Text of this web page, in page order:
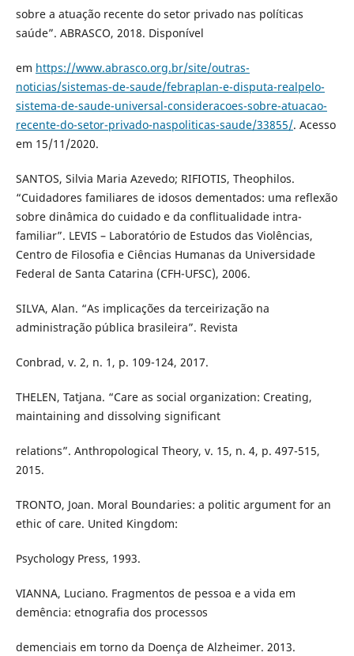
sobre a atuação recente do setor privado nas políticas
saúde”. ABRASCO, 2018. Disponível
em https://www.abrasco.org.br/site/outras-
noticias/sistemas-de-saude/febraplan-e-disputa-realpelo-
sistema-de-saude-universal-consideracoes-sobre-atuacao-
recente-do-setor-privado-naspoliticas-saude/33855/. Acesso
em 15/11/2020.
SANTOS, Silvia Maria Azevedo; RIFIOTIS, Theophilos.
“Cuidadores familiares de idosos dementados: uma reflexão
sobre dinâmica do cuidado e da conflitualidade intra-
familiar”. LEVIS – Laboratório de Estudos das Violências,
Centro de Filosofia e Ciências Humanas da Universidade
Federal de Santa Catarina (CFH-UFSC), 2006.
SILVA, Alan. “As implicações da terceirização na
administração pública brasileira”. Revista
Conbrad, v. 2, n. 1, p. 109-124, 2017.
THELEN, Tatjana. “Care as social organization: Creating,
maintaining and dissolving significant
relations”. Anthropological Theory, v. 15, n. 4, p. 497-515,
2015.
TRONTO, Joan. Moral Boundaries: a politic argument for an
ethic of care. United Kingdom:
Psychology Press, 1993.
VIANNA, Luciano. Fragmentos de pessoa e a vida em
demência: etnografia dos processos
demenciais em torno da Doença de Alzheimer. 2013.